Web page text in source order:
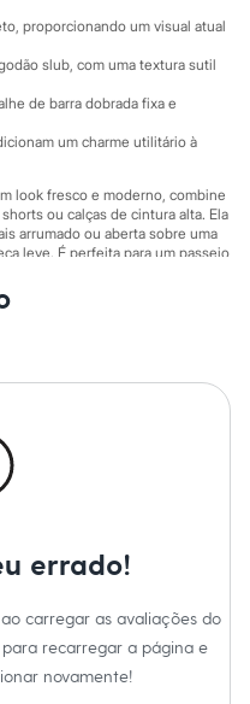
proporcionando um visual atual
slub, com uma textura sutil
de barra dobrada fixa e
um charme utilitário à
look fresco e moderno, combine
ou calças de cintura alta. Ela
arrumado ou aberta sobre uma
leve. É perfeita para um passeio
ou para um dia de trabalho mais
errado!
carregar as avaliações do
recarregar a página e
novamente!